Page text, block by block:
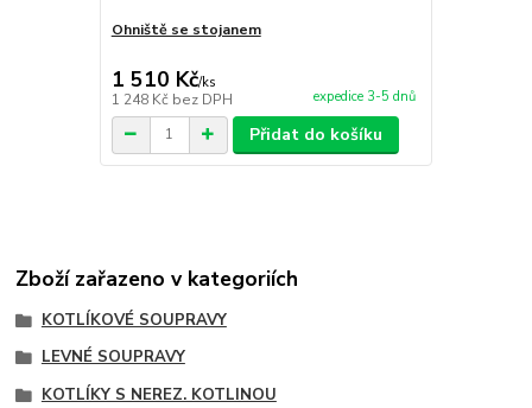
Ohniště se stojanem
1 510 Kč/ks
1 248 Kč bez DPH expedice 3-5 dnů
Přidat do košíku
Zboží zařazeno v kategoriích
KOTLÍKOVÉ SOUPRAVY
LEVNÉ SOUPRAVY
KOTLÍKY S NEREZ. KOTLINOU